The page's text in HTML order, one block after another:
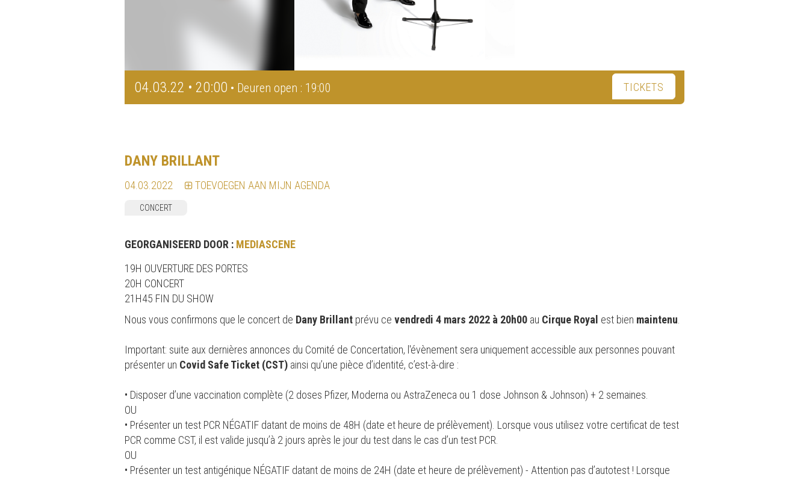
04.03.22 • 20:00 • Deuren open : 19:00 TICKETS
DANY BRILLANT
04.03.2022 TOEVOEGEN AAN MIJN AGENDA
CONCERT
GEORGANISEERD DOOR : MEDIASCENE
19H OUVERTURE DES PORTES
20H CONCERT
21H45 FIN DU SHOW
Nous vous confirmons que le concert de Dany Brillant prévu ce vendredi 4 mars 2022 à 20h00 au Cirque Royal est bien maintenu
Important: suite aux dernières annonces du Comité de Concertation, l'évènement sera uniquement accessible aux personnes pouvant
présenter un Covid Safe Ticket (CST) ainsi qu’une pièce d’identité, c’est-à-dire :
• Disposer d’une vaccination complète (2 doses Pfizer, Moderna ou AstraZeneca ou 1 dose Johnson & Johnson) + 2 semaines.
OU
• Présenter un test PCR NÉGATIF datant de moins de 48H (date et heure de prélèvement). Lorsque vous utilisez votre certificat de test
PCR comme CST, il est valide jusqu’à 2 jours après le jour du test dans le cas d’un test PCR.
OU
• Présenter un test antigénique NÉGATIF datant de moins de 24H (date et heure de prélèvement) - Attention pas d’autotest ! Lorsque